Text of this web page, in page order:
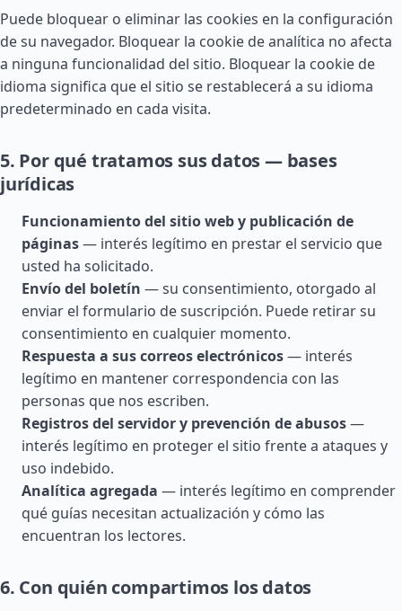
Puede bloquear o eliminar las cookies en la configuración
de su navegador. Bloquear la cookie de analítica no afecta
a ninguna funcionalidad del sitio. Bloquear la cookie de
idioma significa que el sitio se restablecerá a su idioma
predeterminado en cada visita.
5. Por qué tratamos sus datos — bases
jurídicas
Funcionamiento del sitio web y publicación de
páginas— interés legítimo en prestar el servicio que
usted ha solicitado.
Envío del boletín — su consentimiento, otorgado al
enviar el formulario de suscripción. Puede retirar su
consentimiento en cualquier momento.
Respuesta a sus correos electrónicos— interés
legítimo en mantener correspondencia con las
personas que nos escriben.
Registros del servidor y prevención de abusos—
interés legítimo en proteger el sitio frente a ataques y
uso indebido.
Analítica agregada — interés legítimo en comprender
qué guías necesitan actualización y cómo las
encuentran los lectores.
6. Con quién compartimos los datos